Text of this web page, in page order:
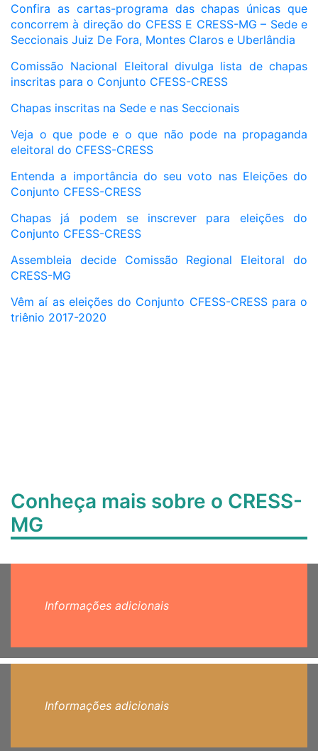
Confira as cartas-programa das chapas únicas que
concorrem à direção do CFESS E CRESS-MG – Sede e
Seccionais Juiz De Fora, Montes Claros e Uberlândia
Comissão Nacional Eleitoral divulga lista de chapas
inscritas para o Conjunto CFESS-CRESS
Chapas inscritas na Sede e nas Seccionais
Veja o que pode e o que não pode na propaganda
eleitoral do CFESS-CRESS
Entenda a importância do seu voto nas Eleições do
Conjunto CFESS-CRESS
Chapas já podem se inscrever para eleições do
Conjunto CFESS-CRESS
Assembleia decide Comissão Regional Eleitoral do
CRESS-MG
Vêm aí as eleições do Conjunto CFESS-CRESS para o
triênio 2017-2020
Conheça mais sobre o CRESS-
MG
Informações adicionais
Informações adicionais